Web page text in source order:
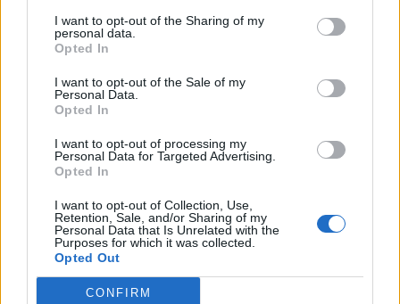
I want to opt-out of the Sharing of my
personal data.
Opted In
I want to opt-out of the Sale of my
Personal Data.
Opted In
I want to opt-out of processing my
Personal Data for Targeted Advertising.
Opted In
I want to opt-out of Collection, Use,
Retention, Sale, and/or Sharing of my
Personal Data that Is Unrelated with the
Purposes for which it was collected.
Opted Out
CONFIRM
Szentségtörő üzenetek és
vandalizmus a medjugorjei Mária-
szobornál – térfigyelő rögzítette a
gyújtogatást